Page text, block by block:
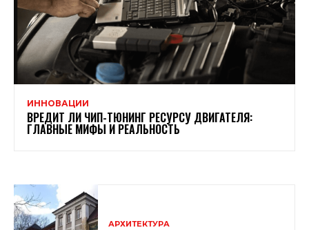
ИННОВАЦИИ
ВРЕДИТ ЛИ ЧИП-ТЮНИНГ РЕСУРСУ ДВИГАТЕЛЯ:
ГЛАВНЫЕ МИФЫ И РЕАЛЬНОСТЬ
АРХИТЕКТУРА